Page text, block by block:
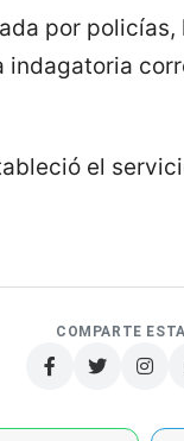
por
indagatoria
el
COMPARTE